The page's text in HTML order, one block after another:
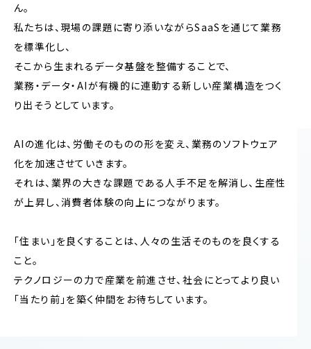
ん。
私たちは、現場の課題に寄り添いながらSaaSを通じて業務
を標準化し、
そこから生まれるデータ基盤を整備することで、
業務・データ・AIが有機的に連動する新しい産業構造をつく
り出そうとしています。
AIの進化は、労働そのものの形を変え、業務のソフトウェア
化を加速させていきます。
それは、業界の大きな課題である人手不足を解消し、生産性
が上昇し、消費者体験の向上につながります。
「住まい」を良くすることは、人々の生活そのものを良くする
こと。
テクノロジーの力で産業を前進させ、社会にとってより良い
「当たり前」を築く仲間をお待ちしています。